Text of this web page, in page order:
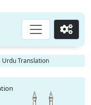
Go
Urdu Translation